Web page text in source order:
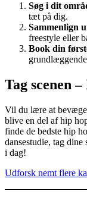
Søg i dit
tæt på dig.
Sammenlign
freestyle eller
Book din
Tag scenen
Vil du lære at
blive en del af hip
finde de bedste hip
dansestudie, tag dine
i dag!
Udforsk nemt flere